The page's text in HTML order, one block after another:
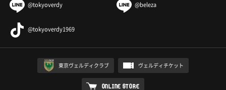
@tokyoverdy @beleza
@tokyoverdy1969
東京ヴェルディクラブ ヴェルディチケット
ONLINE STORE